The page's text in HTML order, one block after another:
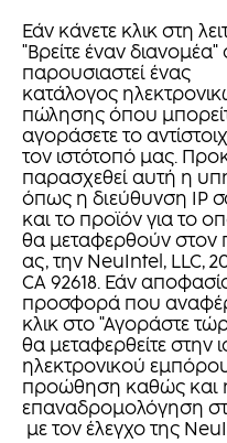
Εάν κάνετε κλικ στη
"Βρείτε έναν
παρουσιαστεί ένας
κατάλογος
πώλησης όπου
αγοράσετε το
τον ιστότοπό μας.
παρασχεθεί αυτή η
όπως η διεύθυνση IP
και το προϊόν για το
θα μεταφερθούν στον
ας, την NeuIntel, LLC,
CA 92618. Εάν
προσφορά που
κλικ στο "Αγοράστε
θα μεταφερθείτε στην
ηλεκτρονικού
προώθηση καθώς και
επαναδρομολόγηση
με τον έλεγχο της